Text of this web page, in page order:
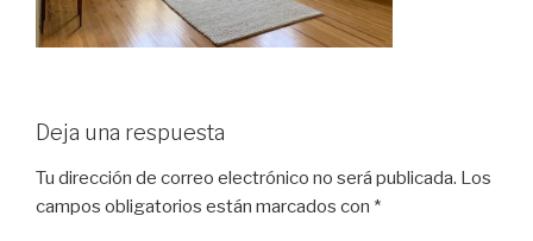
Deja una respuesta
Tu dirección de correo electrónico no será publicada. Los
campos obligatorios están marcados con *